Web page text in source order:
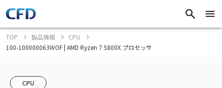
TOP 製品情報
CPU
100-100000063WOF | AMD Ryzen 7 5800X プロセッサ
CPU